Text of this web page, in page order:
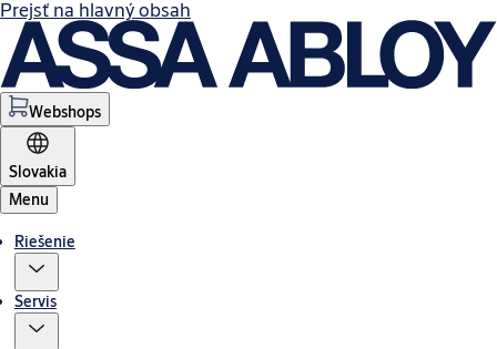
Prejsť na hlavný obsah
Webshops
Slovakia
Menu
Riešenie
Servis